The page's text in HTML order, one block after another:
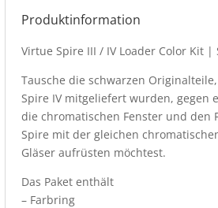
Produktinformation
Virtue Spire III / IV Loader Color Kit
Tausche die schwarzen
Spire IV mitgeliefert wurden, gegen
die chromatischen Fenster und den
Spire mit der gleichen
Gläser aufrüsten möchtest.
Das Paket enthält
– Farbring